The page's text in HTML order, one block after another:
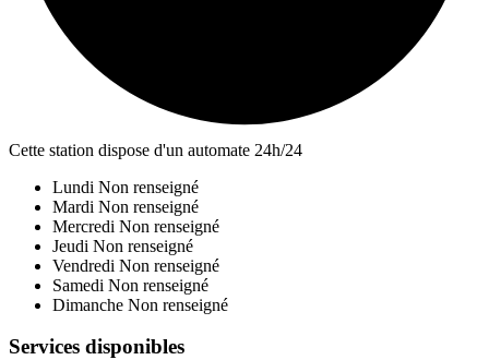
Cette station dispose d'un automate 24h/24
Lundi Non renseigné
Mardi Non renseigné
Mercredi Non renseigné
Jeudi Non renseigné
Vendredi Non renseigné
Samedi Non renseigné
Dimanche Non renseigné
Services disponibles